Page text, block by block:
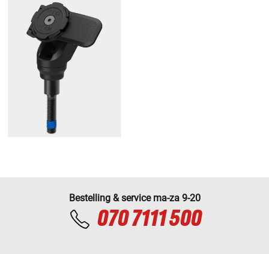
Bestelling & service ma-za 9-20
070 7111 500